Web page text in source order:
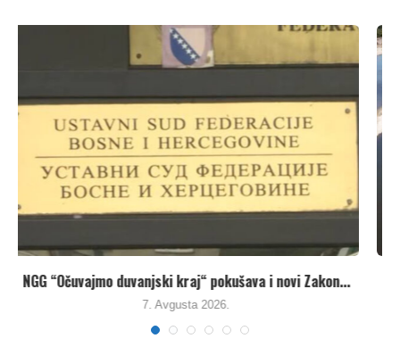
Umanjenjem vodnih naknada vlasti u Republici Srpskoj
pune...
7. Avgusta 2026.